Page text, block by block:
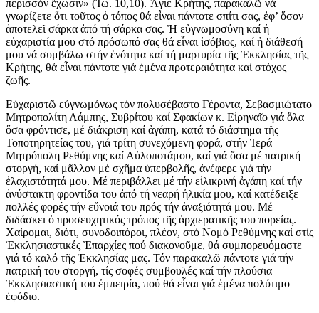
περισσόν ἔχωσιν» (Ἰω. 10,10). Ἅγιε Κρήτης, παρακαλῶ νά
γνωρίζετε ὅτι τοῦτος ὁ τόπος θά εἶναι πάντοτε σπίτι σας, ἐφ’ ὅσον
ἀποτελεῖ σάρκα ἀπό τή σάρκα σας. Ἡ εὐγνωμοσύνη καί ἡ
εὐχαριστία μου στό πρόσωπό σας θά εἶναι ἰσόβιος, καί ἡ διάθεσή
μου νά συμβάλω στήν ἑνότητα καί τή μαρτυρία τῆς Ἐκκλησίας τῆς
Κρήτης, θά εἶναι πάντοτε γιά ἐμένα προτεραιότητα καί στόχος
ζωῆς.
Εὐχαριστῶ εὐγνωμόνως τόν πολυσέβαστο Γέροντα, Σεβασμιώτατο
Μητροπολίτη Λάμπης, Συβρίτου καί Σφακίων κ. Εἰρηναῖο γιά ὅλα
ὅσα φρόντισε, μέ διάκριση καί ἀγάπη, κατά τό διάστημα τῆς
Τοποτηρητείας του, γιά τρίτη συνεχόμενη φορά, στήν Ἱερά
Μητρόπολη Ρεθύμνης καί Αὐλοποτάμου, καί γιά ὅσα μέ πατρική
στοργή, καί μᾶλλον μέ σχῆμα ὑπερβολῆς, ἀνέφερε γιά τήν
ἐλαχιστότητά μου. Μέ περιβάλλει μέ τήν εἰλικρινή ἀγάπη καί τήν
ἀνύστακτη φροντίδα του ἀπό τή νεαρή ἡλικία μου, καί κατέδειξε
πολλές φορές τήν εὔνοιά του πρός τήν ἀναξιότητά μου. Μέ
διδάσκει ὁ προσευχητικός τρόπος τῆς ἀρχιερατικῆς του πορείας.
Χαίρομαι, διότι, συνοδοιπόροι, πλέον, στό Νομό Ρεθύμνης καί στίς
Ἐκκλησιαστικές Ἐπαρχίες πού διακονοῦμε, θά συμπορευόμαστε
γιά τό καλό τῆς Ἐκκλησίας μας. Τόν παρακαλῶ πάντοτε γιά τήν
πατρική του στοργή, τίς σοφές συμβουλές καί τήν πλούσια
Ἐκκλησιαστική του ἐμπειρία, πού θά εἶναι γιά ἐμένα πολύτιμο
ἐφόδιο.